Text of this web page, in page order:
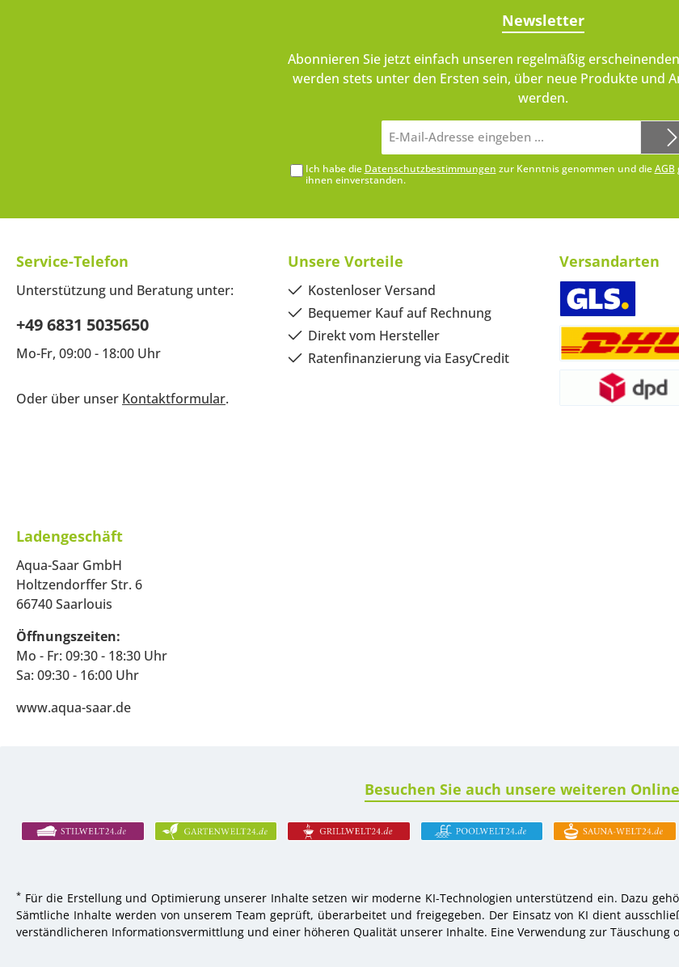
Newsletter
Abonnieren Sie jetzt einfach unseren regelmäßig
werden stets unter den Ersten sein, über neue Produkte und
werden.
Mail-
Adresse*
Ich habe die Datenschutzbestimmungen zur Kenntnis genommen und dieAGB
ihnen einverstanden.
Service-Telefon
Unterstützung und Beratung unter:
+49 6831 5035650
Mo-Fr, 09:00 - 18:00 Uhr
Oder über unser Kontaktformular.
Unsere Vorteile
Kostenloser Versand
Bequemer Kauf auf Rechnung
Direkt vom Hersteller
Ratenfinanzierung via EasyCredit
Versandarten
Ladengeschäft
Aqua-Saar GmbH
Holtzendorffer Str. 6
66740 Saarlouis
Öffnungszeiten:
Mo - Fr: 09:30 - 18:30 Uhr
Sa: 09:30 - 16:00 Uhr
www.aqua-saar.de
Besuchen Sie auch unsere weiteren
* Für die Erstellung und Optimierung unserer Inhalte setzen wir moderne KI-Technologien unterstützend ein. Dazu
Sämtliche Inhalte werden von unserem Team geprüft, überarbeitet und freigegeben. Der Einsatz von KI dient
verständlicheren Informationsvermittlung und einer höheren Qualität unserer Inhalte. Eine Verwendung zur Täuschung